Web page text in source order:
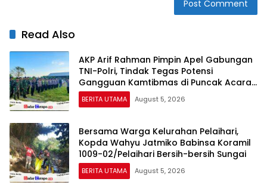
Read Also
AKP Arif Rahman Pimpin Apel Gabungan
TNI-Polri, Tindak Tegas Potensi
Gangguan Kamtibmas di Puncak Acara
Wong Bodho Sidowungu
BERITA UTAMA August 5, 2026
Bersama Warga Kelurahan Pelaihari,
Kopda Wahyu Jatmiko Babinsa Koramil
1009-02/Pelaihari Bersih-bersih Sungai
BERITA UTAMA August 5, 2026